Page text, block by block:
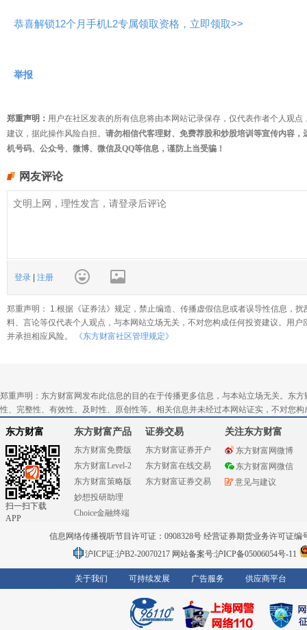
恭喜解锁12个月手机L2专属领取资格，立即领取>>
举报
郑重声明： 用户在社区发表的所有信息将由本网站记录保存，仅代表作者个人观
建议，据此操作风险自担。 请勿相信代客理财、免费荐股和炒股培训等宣传内容
机号码、公众号、微博、微信及QQ等信息，谨防上当受骗！
网友评论
登录 注册
郑重声明： 1.根据《证券法》规定，禁止编造、传播虚假信息或者误导性信息，
料、言论等仅代表个人观点，与本网站立场无关，不对您构成任何投资建议。用
并承担相应风险。
《东方财富社区管理规定》
郑重声明：东方财富网发布此信息的目的在于传播更多信息，与本站立场无关。东
性、完整性、有效性、及时性、原创性等。相关信息并未经过本网站证实，不对您
东方财富
扫一扫下载
APP
东方财富产品
东方财富免费版
东方财富Level-2
东方财富策略版
妙想投研助理
Choice金融终端
证券交易
东方财富证券开户
东方财富在线交易
东方财富证券交易
关注东方财富
东方财富网微博
东方财富网微信
意见与建议
信息网络传播视听节目许可证：0908328号 经营证券期货业务许可证编
沪ICP证:沪B2-20070217 网站备案号:沪ICP备05006054号-11
关于我们 可持续发展 广告服务 供应商平台